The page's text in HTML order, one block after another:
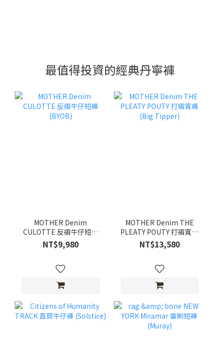
最值得投資的經典丹寧褲
MOTHER Denim
CULOTTE 反褶牛仔短褲
(BYOB)
NT$9,980
MOTHER Denim THE
PLEATY POUTY 打褶寬褲
(Big Tipper)
NT$13,580